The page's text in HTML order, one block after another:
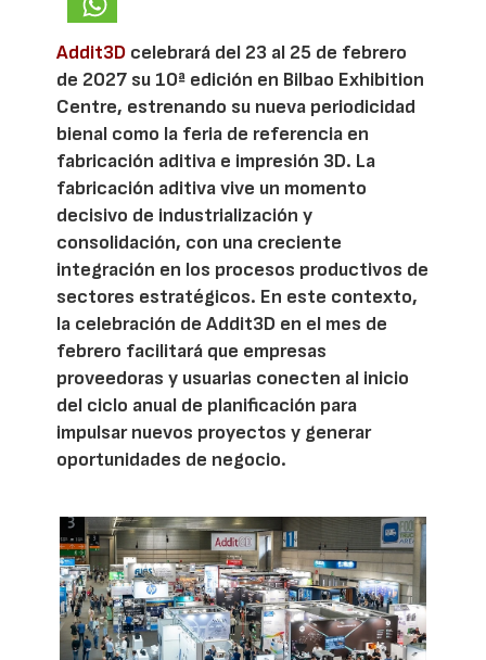
Addit3D celebrará del 23 al 25 de febrero
de 2027 su 10ª edición en Bilbao Exhibition
Centre, estrenando su nueva periodicidad
bienal como la feria de referencia en
fabricación aditiva e impresión 3D. La
fabricación aditiva vive un momento
decisivo de industrialización y
consolidación, con una creciente
integración en los procesos productivos de
sectores estratégicos. En este contexto,
la celebración de Addit3D en el mes de
febrero facilitará que empresas
proveedoras y usuarias conecten al inicio
del ciclo anual de planificación para
impulsar nuevos proyectos y generar
oportunidades de negocio.